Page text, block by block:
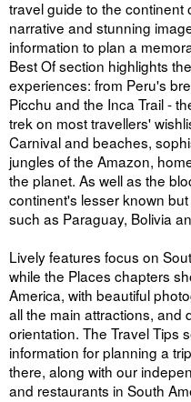
travel guide to the continent
narrative and stunning
information to plan a
Best Of section highlights
experiences: from Peru's
Picchu and the Inca Trail -
trek on most travellers'
Carnival and beaches,
jungles of the Amazon,
the planet. As well as the
continent's lesser known
such as Paraguay, Bolivia
Lively features focus on
while the Places chapters
America, with beautiful
all the main attractions, and
orientation. The Travel Tips
information for planning a
there, along with our
and restaurants in South